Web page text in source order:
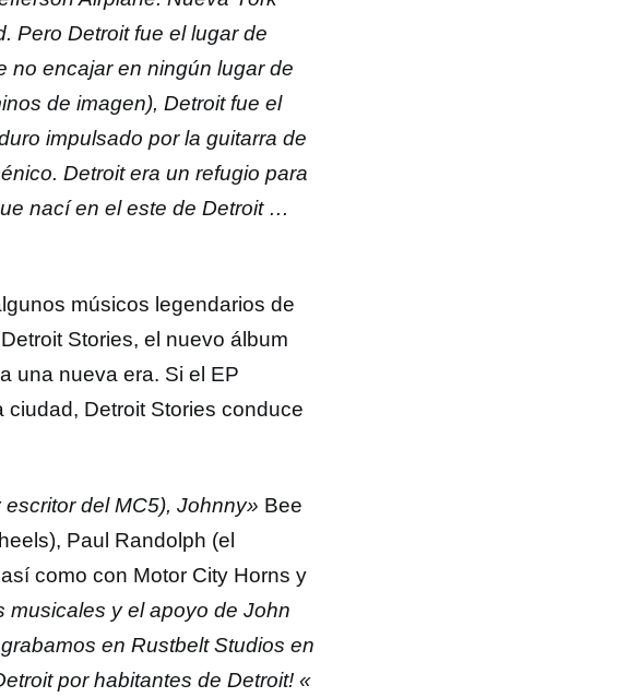
Pero Detroit fue el lugar de
no encajar en ningún lugar de
de imagen), Detroit fue el
impulsado por la guitarra de
Detroit era un refugio para
nací en el este de Detroit …
músicos legendarios de
Stories, el nuevo álbum
una nueva era. Si el EP
Detroit Stories conduce
del MC5), Johnny» Bee
Paul Randolph (el
como con Motor City Horns y
musicales y el apoyo de John
en Rustbelt Studios en
por habitantes de Detroit! «